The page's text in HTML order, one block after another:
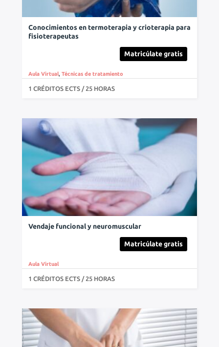
Conocimientos en termoterapia y crioterapia para
fisioterapeutas
Matricúlate gratis
Aula Virtual, Técnicas de tratamiento
1 CRÉDITOS ECTS / 25 HORAS
Vendaje funcional y neuromuscular
Matricúlate gratis
Aula Virtual
1 CRÉDITOS ECTS / 25 HORAS